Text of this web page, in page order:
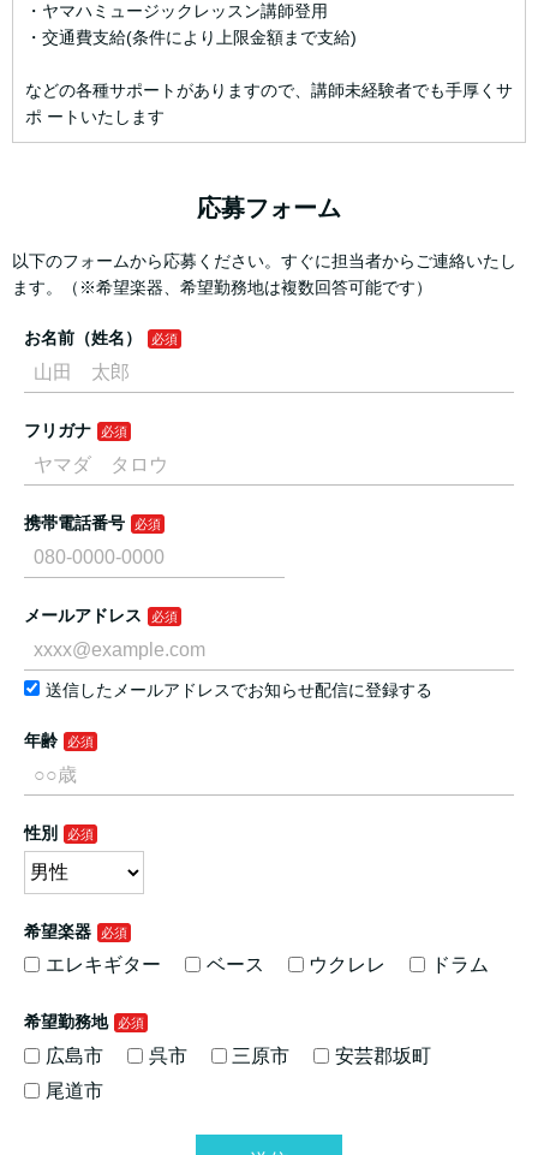
・ヤマハミュージックレッスン講師登用
・交通費支給(条件により上限金額まで支給)
などの各種サポートがありますので、講師未経験者でも手厚くサ
ポ ートいたします
応募フォーム
以下のフォームから応募ください。すぐに担当者からご連絡いたし
ます。（※希望楽器、希望勤務地は複数回答可能です）
お名前（姓名）
フリガナ
携帯電話番号
メールアドレス
送信したメールアドレスでお知らせ配信に登録する
年齢
性別
希望楽器
エレキギター ベース ウクレレ ドラム
希望勤務地
広島市 呉市 三原市
安芸郡坂町
尾道市